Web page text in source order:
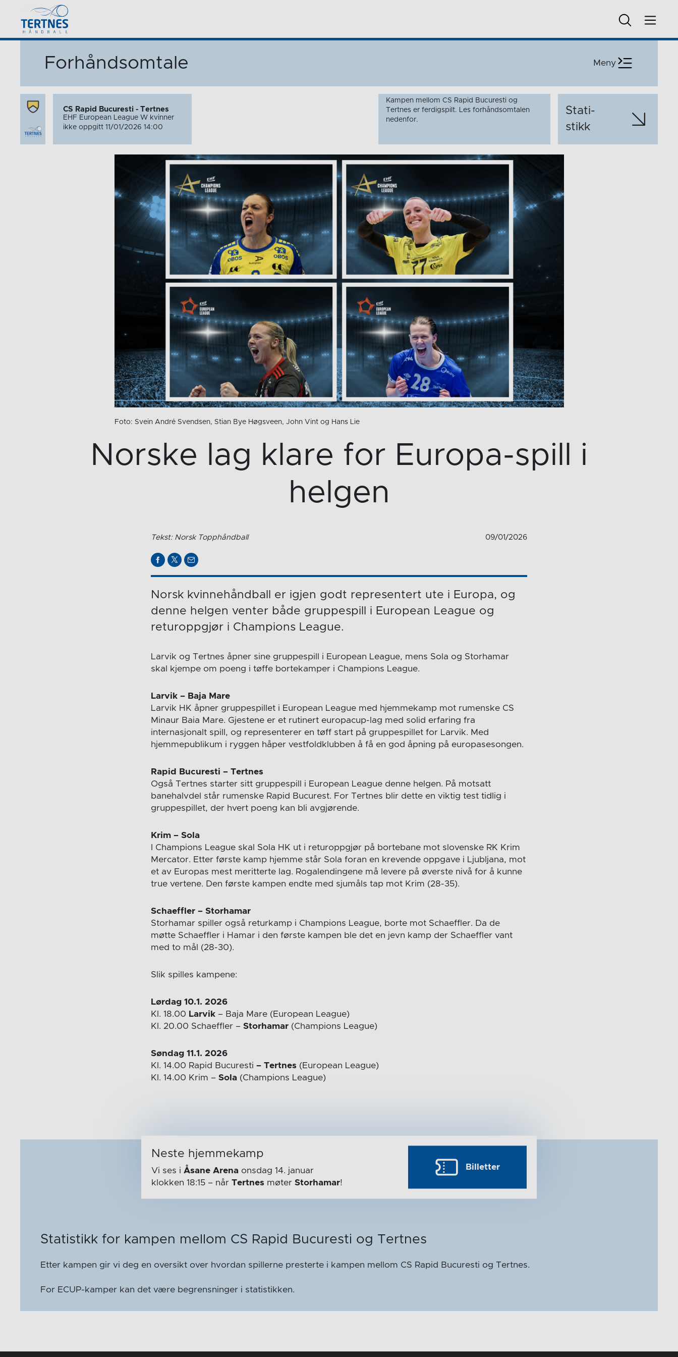
Forhåndsomtale Meny
CS Rapid Bucuresti - Tertnes
EHF European League W kvinner
ikke oppgitt 11/01/2026 14:00
Kampen mellom CS Rapid Bucuresti og
Tertnes er ferdigspilt. Les forhåndsomtalen
nedenfor.
Stati­
stikk
Foto: Svein André Svendsen, Stian Bye Høgsveen, John Vint og Hans Lie
Norske lag klare for Europa-spill i
helgen
Tekst: Norsk Topphåndball 09/01/2026
Norsk kvinnehåndball er igjen godt representert ute i Europa, og
denne helgen venter både gruppespill i European League og
returoppgjør i Champions League.
Larvik og Tertnes åpner sine gruppespill i European League, mens Sola og Storhamar
skal kjempe om poeng i tøffe bortekamper i Champions League.
Larvik – Baja Mare
Larvik HK åpner gruppespillet i European League med hjemmekamp mot rumenske CS
Minaur Baia Mare. Gjestene er et rutinert europacup-lag med solid erfaring fra
internasjonalt spill, og representerer en tøff start på gruppespillet for Larvik. Med
hjemmepublikum i ryggen håper vestfoldklubben å få en god åpning på europasesongen.
Rapid Bucuresti – Tertnes
Også Tertnes starter sitt gruppespill i European League denne helgen. På motsatt
banehalvdel står rumenske Rapid Bucurest. For Tertnes blir dette en viktig test tidlig i
gruppespillet, der hvert poeng kan bli avgjørende.
Krim – Sola
I Champions League skal Sola HK ut i returoppgjør på bortebane mot slovenske RK Krim
Mercator. Etter første kamp hjemme står Sola foran en krevende oppgave i Ljubljana, mot
et av Europas mest meritterte lag. Rogalendingene må levere på øverste nivå for å kunne
true vertene. Den første kampen endte med sjumåls tap mot Krim (28-35).
Schaeffler – Storhamar
Storhamar spiller også returkamp i Champions League, borte mot Schaeffler. Da de
møtte Schaeffler i Hamar i den første kampen ble det en jevn kamp der Schaeffler vant
med to mål (28-30).
Slik spilles kampene:
Lørdag 10.1. 2026
Kl. 18.00 Larvik – Baja Mare (European League)
Kl. 20.00 Schaeffler –Storhamar (Champions League)
Søndag 11.1. 2026
Kl. 14.00 Rapid Bucuresti– Tertnes (European League)
Kl. 14.00 Krim –Sola (Champions League)
Neste hjemmekamp
Vi ses i Åsane Arena onsdag 14. januar
klokken 18:15 – når Tertnes møter Storhamar!
Billetter
Statistikk for kampen mellom CS Rapid Bucuresti og Tertnes
Etter kampen gir vi deg en oversikt over hvordan spillerne presterte i kampen mellom CS Rapid Bucuresti og Tertnes.
For ECUP-kamper kan det være begrensninger i statistikken.